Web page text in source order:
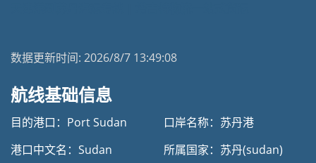
数据更新时间: 2026/8/7 13:49:08
航线基础信息
目的港口：Port Sudan
港口中文名：Sudan
口岸名称：苏丹港
所属国家：苏丹(sudan)